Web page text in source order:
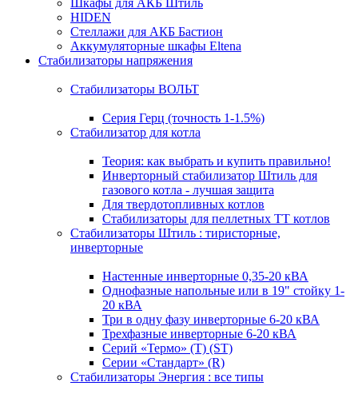
Шкафы для АКБ Штиль
HIDEN
Стеллажи для АКБ Бастион
Аккумуляторные шкафы Eltena
Стабилизаторы напряжения
Стабилизаторы ВОЛЬТ
Серия Герц (точность 1-1.5%)
Стабилизатор для котла
Теория: как выбрать и купить правильно!
Инверторный стабилизатор Штиль для
газового котла - лучшая защита
Для твердотопливных котлов
Стабилизаторы для пеллетных ТТ котлов
Стабилизаторы Штиль : тиристорные,
инверторные
Настенные инверторные 0,35-20 кВА
Однофазные напольные или в 19" стойку 1-
20 кВА
Три в одну фазу инверторные 6-20 кВА
Трехфазные инверторные 6-20 кВА
Серий «Термо» (T) (ST)
Серии «Стандарт» (R)
Стабилизаторы Энергия : все типы